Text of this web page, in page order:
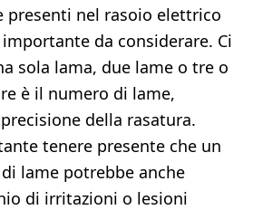
presenti nel rasoio elettrico
da considerare. Ci
sola lama, due lame o tre o
è il numero di lame,
della rasatura.
tenere presente che un
lame potrebbe anche
di irritazioni o lesioni